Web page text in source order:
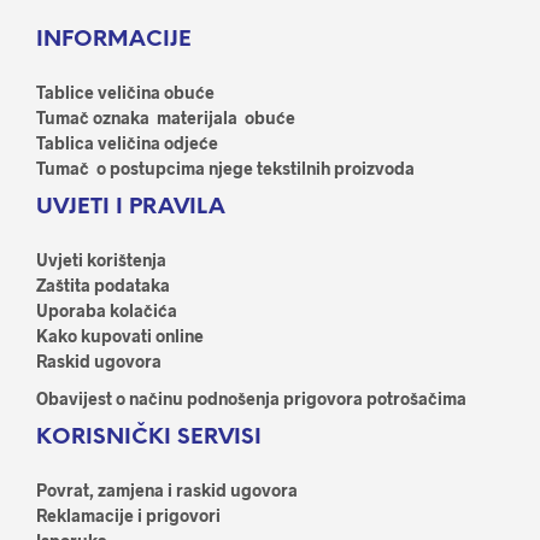
na
proizvoda
INFORMACIJE
Tablice veličina obuće
Tumač oznaka materijala obuće
Tablica veličina odjeće
Tumač o postupcima njege tekstilnih proizvoda
UVJETI I PRAVILA
Uvjeti korištenja
Zaštita podataka
Uporaba kolačića
Kako kupovati online
Raskid ugovora
Obavijest o načinu podnošenja prigovora potrošačima
KORISNIČKI SERVISI
Povrat, zamjena i raskid ugovora
Reklamacije i prigovori